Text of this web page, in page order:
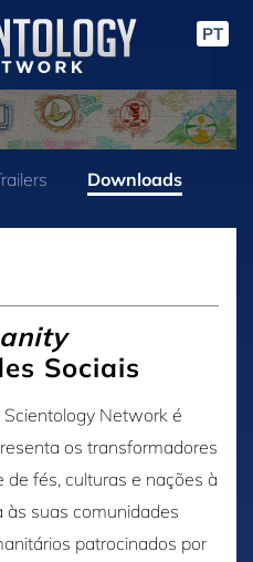
PT
Downloads
Sociais
Network é
os transformadores
fés, culturas e nações à
às suas comunidades
patrocinados por